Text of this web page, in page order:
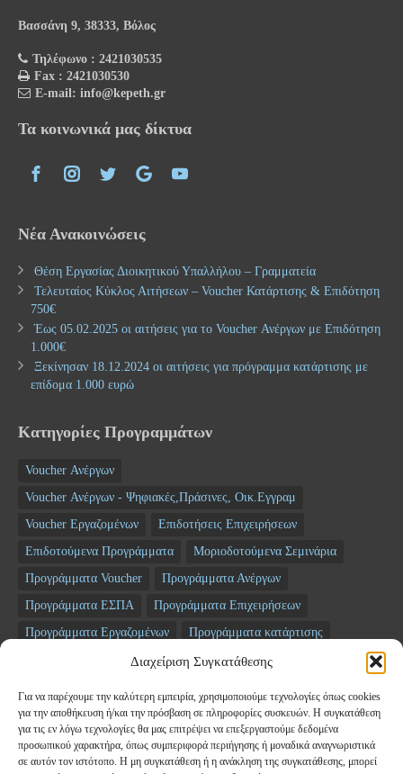
Διαχείριση Συγκατάθεσης
Για να παρέχουμε την καλύτερη εμπειρία, χρησιμοποιούμε τεχνολογίες όπως cookies
για την αποθήκευση ή/και την πρόσβαση σε πληροφορίες συσκευών. Η συγκατάθεση
για τις εν λόγω τεχνολογίες θα μας επιτρέψει να επεξεργαστούμε δεδομένα
προσωπικού χαρακτήρα, όπως συμπεριφορά περιήγησης ή μοναδικά αναγνωριστικά
σε αυτόν τον ιστότοπο. Η μη συγκατάθεση ή η ανάκληση της συγκατάθεσης, μπορεί
Βασσάνη 9, 38333, Βόλος
Τηλέφωνο : 2421030535
Fax : 2421030530
E-mail: info@kepeth.gr
Τα κοινωνικά μας δίκτυα
Νέα Ανακοινώσεις
Θέση Εργασίας Διοικητικού Υπαλλήλου – Γραμματεία
Τελευταίος Κύκλος Αιτήσεων – Voucher Κατάρτισης & Επιδότηση
750€
Έως 05.02.2025 οι αιτήσεις για το Voucher Ανέργων με Επιδότηση
1.000€
Ξεκίνησαν 18.12.2024 οι αιτήσεις για πρόγραμμα κατάρτισης με
επίδομα 1.000 ευρώ
Κατηγορίες Προγραμμάτων
Voucher Ανέργων
Voucher Ανέργων - Ψηφιακές,Πράσινες, Οικ.Εγγραμ
Voucher Εργαζομένων
Επιδοτήσεις Επιχειρήσεων
Επιδοτούμενα Προγράμματα
Μοριοδοτούμενα Σεμινάρια
Προγράμματα Voucher
Προγράμματα Ανέργων
Προγράμματα ΕΣΠΑ
Προγράμματα Επιχειρήσεων
Προγράμματα Εργαζομένων
Προγράμματα κατάρτισης
ΤΑΜΕΙΟ ΑΝΑΚΑΜΨΗΣ
Newsletter
Email*